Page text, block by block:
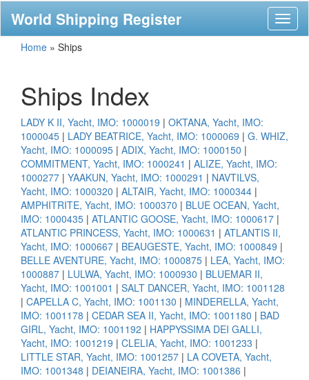
World Shipping Register
Home » Ships
Ships Index
LADY K II, Yacht, IMO: 1000019 | OKTANA, Yacht, IMO:
1000045 | LADY BEATRICE, Yacht, IMO: 1000069 | G. WHIZ,
Yacht, IMO: 1000095 | ADIX, Yacht, IMO: 1000150 |
COMMITMENT, Yacht, IMO: 1000241 | ALIZE, Yacht, IMO:
1000277 | YAAKUN, Yacht, IMO: 1000291 | NAVTILVS,
Yacht, IMO: 1000320 | ALTAIR, Yacht, IMO: 1000344 |
AMPHITRITE, Yacht, IMO: 1000370 | BLUE OCEAN, Yacht,
IMO: 1000435 | ATLANTIC GOOSE, Yacht, IMO: 1000617 |
ATLANTIC PRINCESS, Yacht, IMO: 1000631 | ATLANTIS II,
Yacht, IMO: 1000667 | BEAUGESTE, Yacht, IMO: 1000849 |
BELLE AVENTURE, Yacht, IMO: 1000875 | LEA, Yacht, IMO:
1000887 | LULWA, Yacht, IMO: 1000930 | BLUEMAR II,
Yacht, IMO: 1001001 | SALT DANCER, Yacht, IMO: 1001128
| CAPELLA C, Yacht, IMO: 1001130 | MINDERELLA, Yacht,
IMO: 1001178 | CEDAR SEA II, Yacht, IMO: 1001180 | BAD
GIRL, Yacht, IMO: 1001192 | HAPPYSSIMA DEI GALLI,
Yacht, IMO: 1001219 | CLELIA, Yacht, IMO: 1001233 |
LITTLE STAR, Yacht, IMO: 1001257 | LA COVETA, Yacht,
IMO: 1001348 | DEIANEIRA, Yacht, IMO: 1001386 |